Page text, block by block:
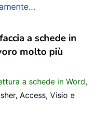
a schede in
molto più
a schede in Word,
Access, Visio e